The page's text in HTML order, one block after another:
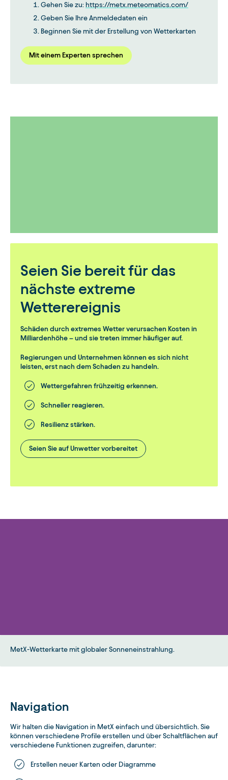
Gehen Sie zu: https://metx.meteomatics.com/
Geben Sie Ihre Anmeldedaten ein
Beginnen Sie mit der Erstellung von Wetterkarten
Mit einem Experten sprechen
Seien Sie bereit für das
nächste extreme
Wetterereignis
Schäden durch extremes Wetter verursachen Kosten in
Milliardenhöhe – und sie treten immer häufiger auf.
Regierungen und Unternehmen können es sich nicht
leisten, erst nach dem Schaden zu handeln.
Wettergefahren frühzeitig erkennen.
Schneller reagieren.
Resilienz stärken.
Seien Sie auf Unwetter vorbereitet
MetX-Wetterkarte mit globaler Sonneneinstrahlung.
Navigation
Wir halten die Navigation in MetX einfach und übersichtlich. Sie
können verschiedene Profile erstellen und über Schaltflächen auf
verschiedene Funktionen zugreifen, darunter:
Erstellen neuer Karten oder Diagramme